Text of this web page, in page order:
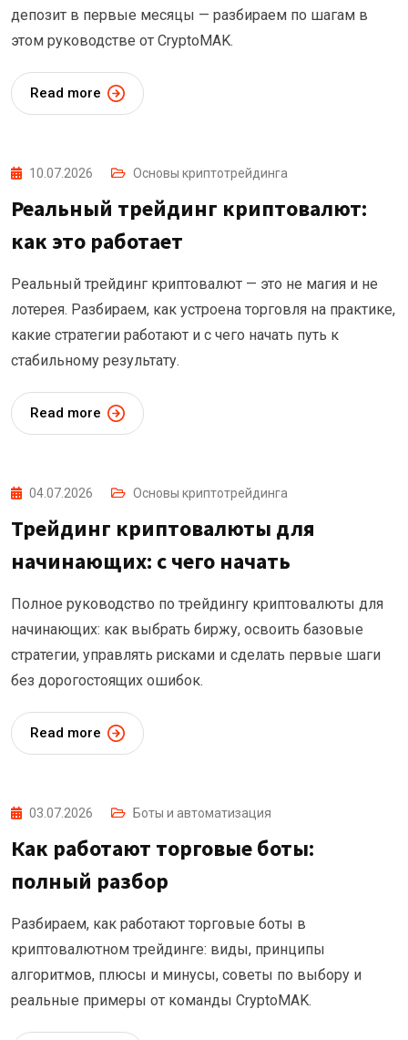
депозит в первые месяцы — разбираем по шагам в
этом руководстве от CryptoMAK.
Read more
10.07.2026 Основы криптотрейдинга
Реальный трейдинг криптовалют:
как это работает
Реальный трейдинг криптовалют — это не магия и не
лотерея. Разбираем, как устроена торговля на практике,
какие стратегии работают и с чего начать путь к
стабильному результату.
Read more
04.07.2026 Основы криптотрейдинга
Трейдинг криптовалюты для
начинающих: с чего начать
Полное руководство по трейдингу криптовалюты для
начинающих: как выбрать биржу, освоить базовые
стратегии, управлять рисками и сделать первые шаги
без дорогостоящих ошибок.
Read more
03.07.2026 Боты и автоматизация
Как работают торговые боты:
полный разбор
Разбираем, как работают торговые боты в
криптовалютном трейдинге: виды, принципы
алгоритмов, плюсы и минусы, советы по выбору и
реальные примеры от команды CryptoMAK.